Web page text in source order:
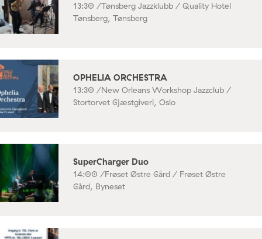
13:30 /Tønsberg Jazzklubb / Quality Hotel
Tønsberg, Tønsberg
OPHELIA ORCHESTRA
13:30 /New Orleans Workshop Jazzclub /
Stortorvet Gjæstgiveri, Oslo
SuperCharger Duo
14:00 /Frøset Østre Gård / Frøset Østre
Gård, Byneset